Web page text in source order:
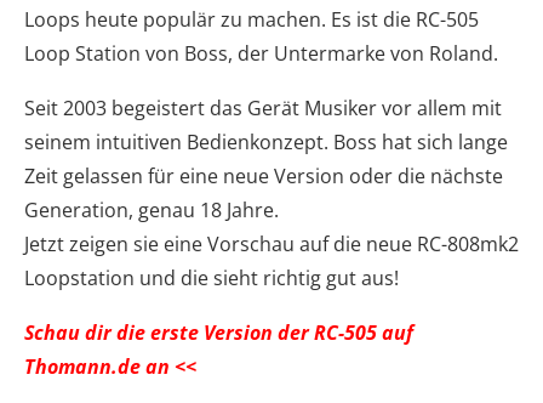
Loops heute populär zu machen. Es ist die RC-505
Loop Station von Boss, der Untermarke von Roland.
Seit 2003 begeistert das Gerät Musiker vor allem mit
seinem intuitiven Bedienkonzept. Boss hat sich lange
Zeit gelassen für eine neue Version oder die nächste
Generation, genau 18 Jahre.
Jetzt zeigen sie eine Vorschau auf die neue RC-808mk2
Loopstation und die sieht richtig gut aus!
Schau dir die erste Version der RC-505 auf
Thomann.de an <<